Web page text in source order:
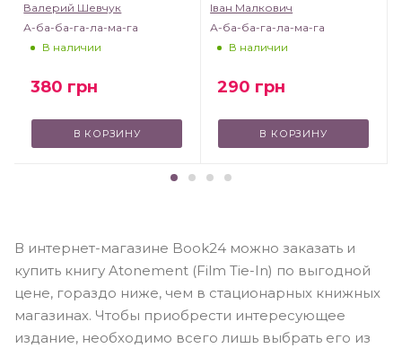
Валерий Шевчук
А-ба-ба-га-ла-ма-га
В наличии
380 грн
В КОРЗИНУ
Іван Малкович
А-ба-ба-га-ла-ма-га
В наличии
290 грн
В КОРЗИНУ
В интернет-магазине Book24 можно заказать и
купить книгу Atonement (Film Tie-In) по выгодной
цене, гораздо ниже, чем в стационарных книжных
магазинах. Чтобы приобрести интересующее
издание, необходимо всего лишь выбрать его из